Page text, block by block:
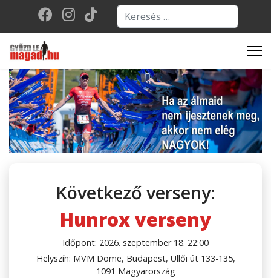
Keresés...
Type 2 or more
Következő verseny:
Hunrox verseny
Időpont: 2026. szeptember 18. 22:00
Helyszín: MVM Dome, Budapest, Üllői út 133-135,
1091 Magyarország